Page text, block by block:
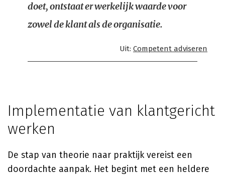
doet, ontstaat er werkelijk waarde voor
zowel de klant als de organisatie.
Uit: Competent adviseren
Implementatie van klantgericht
werken
De stap van theorie naar praktijk vereist een
doordachte aanpak. Het begint met een heldere